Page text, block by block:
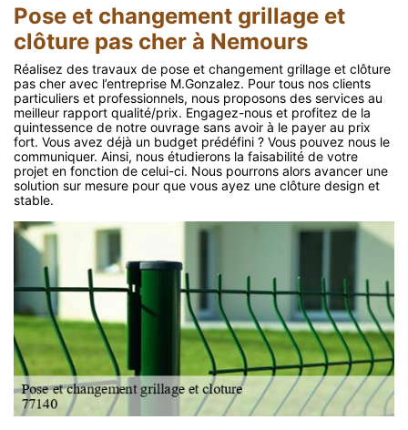
Pose et changement grillage et
clôture pas cher à Nemours
Réalisez des travaux de pose et changement grillage et clôture
pas cher avec l’entreprise M.Gonzalez. Pour tous nos clients
particuliers et professionnels, nous proposons des services au
meilleur rapport qualité/prix. Engagez-nous et profitez de la
quintessence de notre ouvrage sans avoir à le payer au prix
fort. Vous avez déjà un budget prédéfini ? Vous pouvez nous le
communiquer. Ainsi, nous étudierons la faisabilité de votre
projet en fonction de celui-ci. Nous pourrons alors avancer une
solution sur mesure pour que vous ayez une clôture design et
stable.